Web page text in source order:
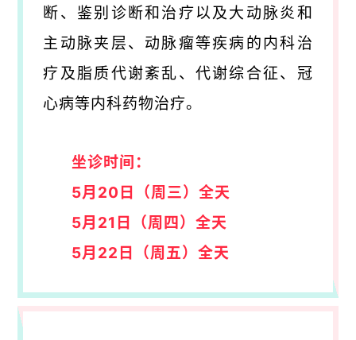
断、鉴别诊断和治疗以及大动脉炎和
主动脉夹层、动脉瘤等疾病的内科治
疗及脂质代谢紊乱、代谢综合征、冠
心病等内科药物治疗。
坐诊时间：
5月20日（周三）全天
5月21日（周四）全天
5月22日（周五）全天